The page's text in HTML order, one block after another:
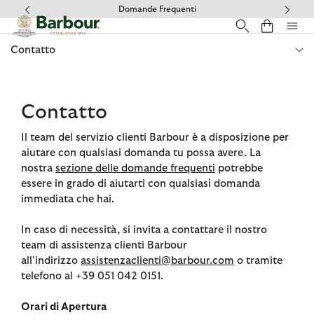
Clicca per visualizzare la nostra Dichiarazione di Accessibilità
Domande Frequenti
Contatto
Contatto
Il team del servizio clienti Barbour è a disposizione per
aiutare con qualsiasi domanda tu possa avere. La
nostra sezione delle domande frequenti potrebbe
essere in grado di aiutarti con qualsiasi domanda
immediata che hai.
In caso di necessità, si invita a contattare il nostro
team di assistenza clienti Barbour
all'indirizzo assistenzaclienti@barbour.com o tramite
telefono al +39 051 042 0151.
Orari di Apertura